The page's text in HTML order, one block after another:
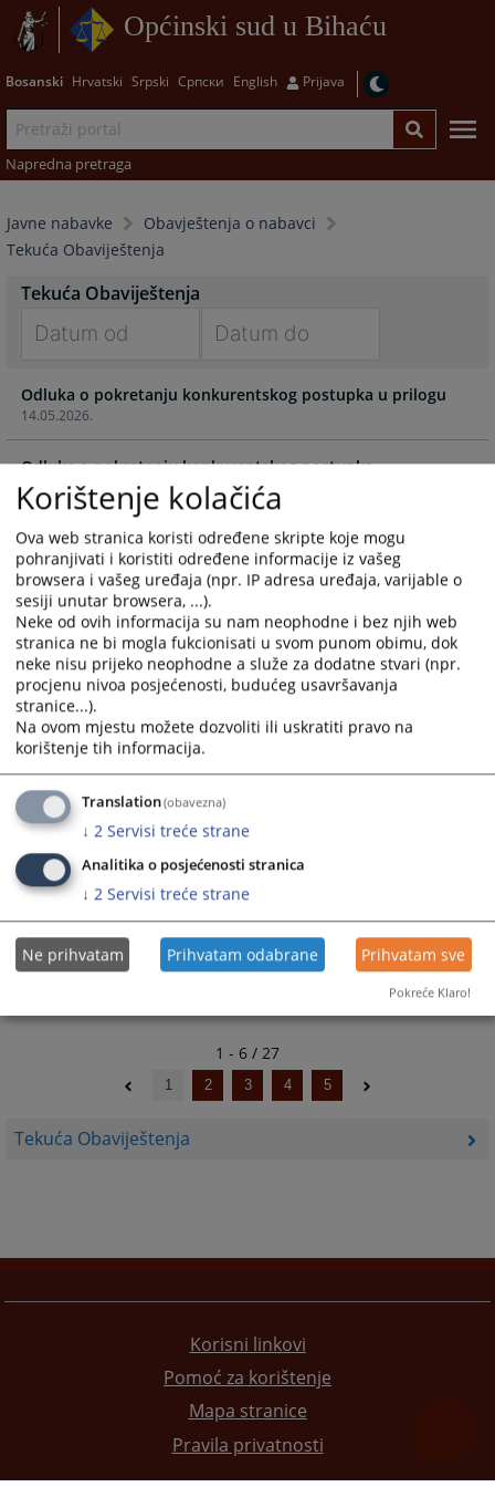
Općinski sud u Bihaću
Bosanski Hrvatski Srpski Српски English Prijava
Napredna pretraga
Javne nabavke
Obavještenja o nabavci
Tekuća Obaviještenja
Tekuća Obaviještenja
Tekuća Obaviještenja
forward
to
interact
with
the
calendar
and
select
a
date.
Press
the
question
mark
key
to
get
the
keyboard
shortcuts
for
changing
forward
interact
with
the
calendar
and
select
a
date.
Press
the
question
key
to
the
keyboard
shortcuts
changing
14.05.2026.
Odluka o pokretanju konkurentskog postupka u prilogu
18.02.2026.
Odluka o pokretanju konkurentskog postupka
02.07.2025.
Odluka o izboru najpovoljnijeg ponuđača - Javna nabavka
kompjuterske opreme
10.06.2025.
Odluka o pokretanju konkurentskog postupka broj 17-0-
Su-25-000736 od 9.6.2025. godine.
28.05.2025.
Odluka o poništenju javne nabavke službenog vozila
13.05.2025.
Obavještenje o dodjeli ugovora
1 - 6 / 27
1 2 3 4 5
Korisni linkovi
Pomoć za korištenje
Mapa stranice
Pravila privatnosti
Korištenje kolačića
Ova web stranica koristi određene skripte koje mogu
pohranjivati i koristiti određene informacije iz vašeg
browsera i vašeg uređaja (npr. IP adresa uređaja, varijable o
sesiji unutar browsera, ...).
Neke od ovih informacija su nam neophodne i bez njih web
stranica ne bi mogla fukcionisati u svom punom obimu, dok
neke nisu prijeko neophodne a služe za dodatne stvari (npr.
procjenu nivoa posjećenosti, budućeg usavršavanja
stranice...).
Na ovom mjestu možete dozvoliti ili uskratiti pravo na
korištenje tih informacija.
Translation(obavezna)
↓ 2 Servisi treće strane
Analitika o posjećenosti stranica
↓ 2 Servisi treće strane
Ne prihvatam Prihvatam odabrane Prihvatam sve
Pokreće Klaro!